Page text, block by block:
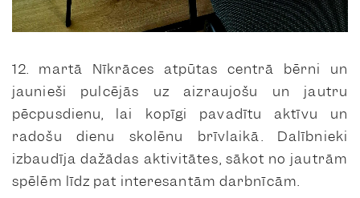
12. martā Nīkrāces atpūtas centrā bērni un
jaunieši pulcējās uz aizraujošu un jautru
pēcpusdienu, lai kopīgi pavadītu aktīvu un
radošu dienu skolēnu brīvlaikā. Dalībnieki
izbaudīja dažādas aktivitātes, sākot no jautrām
spēlēm līdz pat interesantām darbnīcām.